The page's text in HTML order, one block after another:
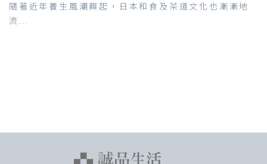
隨著近年養生風潮興起，日本和食及茶道文化也漸漸地
流...